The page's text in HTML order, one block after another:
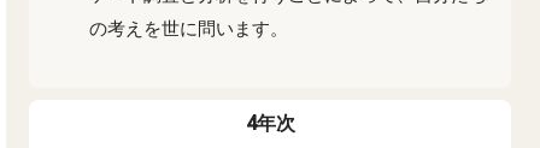
の考えを世に問います。
4年次